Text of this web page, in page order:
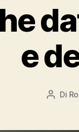
e
Autore
Di